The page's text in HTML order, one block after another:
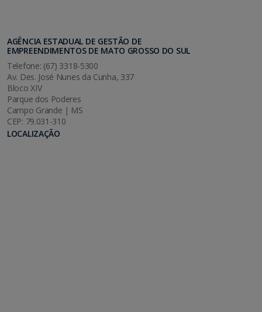
AGÊNCIA ESTADUAL DE GESTÃO DE
EMPREENDIMENTOS DE MATO GROSSO DO SUL
Telefone: (67) 3318-5300
Av. Des. José Nunes da Cunha, 337
Bloco XIV
Parque dos Poderes
Campo Grande | MS
CEP: 79.031-310
LOCALIZAÇÃO